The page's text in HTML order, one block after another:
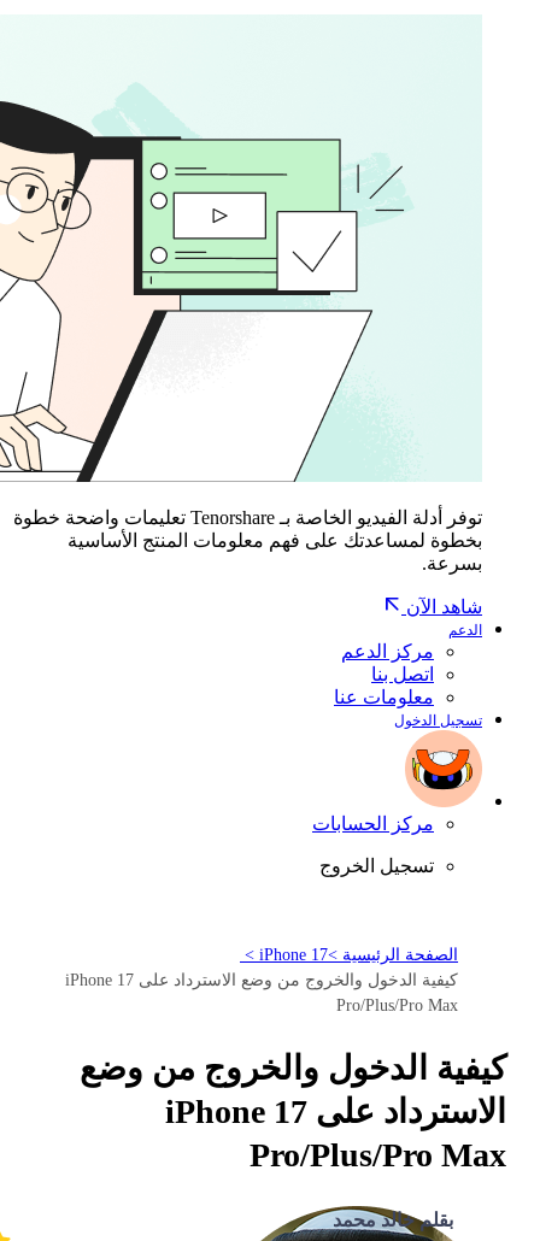
توفر أدلة الفيديو الخاصة بـ Tenorshare تعليمات واضحة خطوة
بخطوة لمساعدتك على فهم معلومات المنتج الأساسية
بسرعة.
شاهد الآن
الدعم
مركز الدعم
اتصل بنا
معلومات عنا
تسجيل الدخول
مركز الحسابات
تسجيل الخروج
الصفحة الرئيسية >iPhone 17 >
كيفية الدخول والخروج من وضع الاسترداد على iPhone 17
Pro/Plus/Pro Max
كيفية الدخول والخروج من وضع
الاسترداد على iPhone 17
Pro/Plus/Pro Max
بقلم خالد محمد